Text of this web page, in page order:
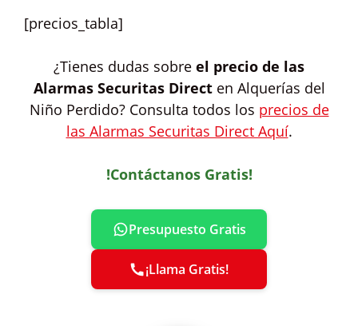
[precios_tabla]
¿Tienes dudas sobre el precio de las
Alarmas Securitas Directen Alquerías del
Niño Perdido? Consulta todos los precios de
las Alarmas Securitas Direct Aquí.
!Contáctanos Gratis!
Presupuesto Gratis
¡Llama Gratis!